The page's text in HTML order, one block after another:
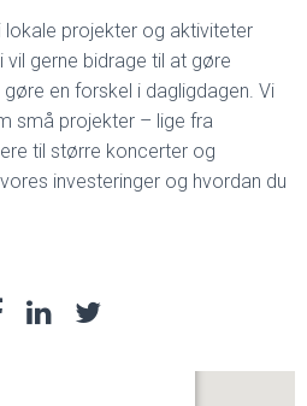
lokale projekter og aktiviteter
vil gerne bidrage til at gøre
en forskel i dagligdagen. Vi
små projekter – lige fra
til større koncerter og
investeringer og hvordan du